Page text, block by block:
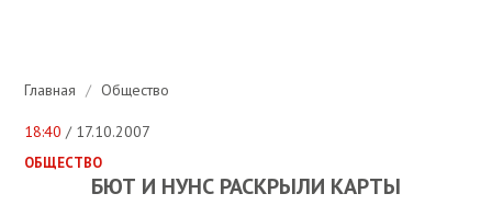
Главная / Общество
18:40 / 17.10.2007
ОБЩЕСТВО
БЮТ И НУНС РАСКРЫЛИ КАРТЫ